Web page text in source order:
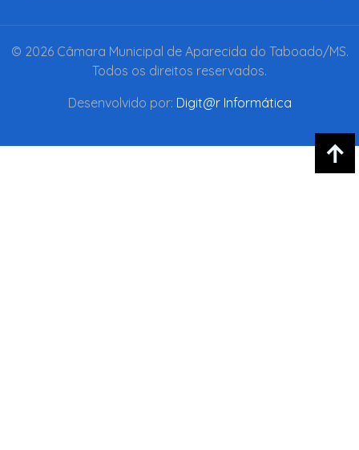
© 2026 Câmara Municipal de Aparecida do Taboado/MS.
Todos os direitos reservados.
Desenvolvido por: Digit@r Informática